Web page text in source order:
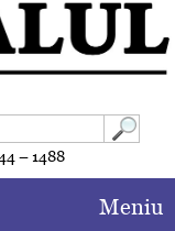
– 1488
Meniu